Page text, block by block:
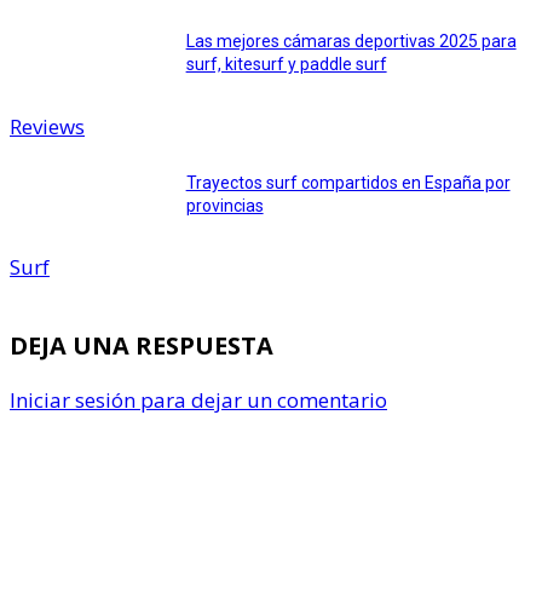
Reviews
Las mejores cámaras deportivas 2025 para
surf, kitesurf y paddle surf
Surf
Trayectos surf compartidos en España por
provincias
DEJA UNA RESPUESTA
Iniciar sesión para dejar un comentario